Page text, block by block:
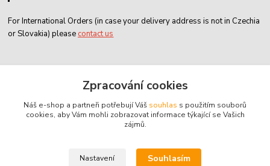
For International Orders (in case your delivery address is not in Czechia
or Slovakia) please contact us
classicdvd@classicdvd.cz
Zpracování cookies
Náš e-shop a partneři potřebují Váš souhlas s použitím souborů
cookies, aby Vám mohli zobrazovat informace týkající se Vašich
zájmů.
Nastavení Souhlasím